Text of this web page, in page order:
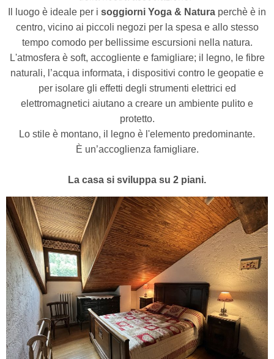
Il luogo è ideale per i soggiorni Yoga & Natura perchè è in
centro, vicino ai piccoli negozi per la spesa e allo stesso
tempo comodo per bellissime escursioni nella natura.
L'atmosfera è soft, accogliente e famigliare; il legno, le fibre
naturali, l’acqua informata, i dispositivi contro le geopatie e
per isolare gli effetti degli strumenti elettrici ed
elettromagnetici aiutano a creare un ambiente pulito e
protetto.
Lo stile è montano, il legno è l'elemento predominante.
È un’accoglienza famigliare.
La casa si sviluppa su 2 piani.